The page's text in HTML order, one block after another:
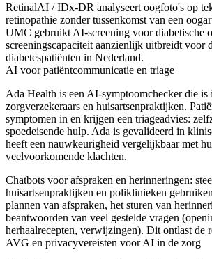
RetinalAI / IDx-DR analyseert oogfoto's op
retinopathie zonder tussenkomst van een
UMC gebruikt AI-screening voor diabetische
screeningscapaciteit aanzienlijk uitbreidt voor
diabetespatiënten in Nederland.
AI voor patiëntcommunicatie en triage
Ada Health is een AI-symptoomchecker die is
zorgverzekeraars en huisartsenpraktijken.
symptomen in en krijgen een triageadvies:
spoedeisende hulp. Ada is gevalideerd in
heeft een nauwkeurigheid vergelijkbaar met
veelvoorkomende klachten.
Chatbots voor afspraken en herinneringen:
huisartsenpraktijken en poliklinieken
plannen van afspraken, het sturen van
beantwoorden van veel gestelde vragen
herhaalrecepten, verwijzingen). Dit ontlast de
AVG en privacyvereisten voor AI in de zorg